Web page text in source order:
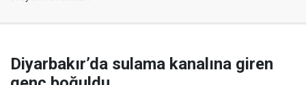
Diyarbakır’da sulama kanalına giren